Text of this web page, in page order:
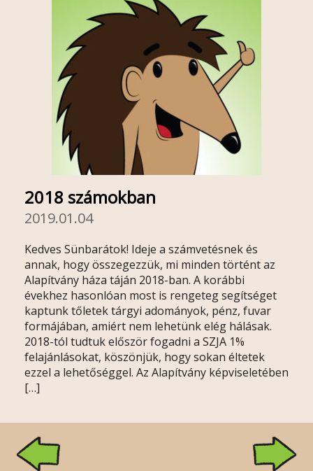
2018 számokban
2019.01.04
Kedves Sünbarátok! Ideje a számvetésnek és
annak, hogy összegezzük, mi minden történt az
Alapítvány háza táján 2018-ban. A korábbi
évekhez hasonlóan most is rengeteg segítséget
kaptunk tőletek tárgyi adományok, pénz, fuvar
formájában, amiért nem lehetünk elég hálásak.
2018-tól tudtuk először fogadni a SZJA 1%
felajánlásokat, köszönjük, hogy sokan éltetek
ezzel a lehetőséggel. Az Alapítvány képviseletében
[…]